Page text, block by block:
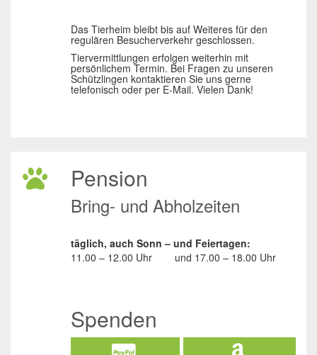
Das Tierheim bleibt bis auf Weiteres für den
regulären Besucherverkehr geschlossen.
Tiervermittlungen erfolgen weiterhin mit
persönlichem Termin. Bei Fragen zu unseren
Schützlingen kontaktieren Sie uns gerne
telefonisch oder per E-Mail. Vielen Dank!
Pension
Bring- und Abholzeiten
täglich, auch Sonn – und Feiertagen:
11.00 – 12.00 Uhr
und 17.00 – 18.00 Uhr
Spenden